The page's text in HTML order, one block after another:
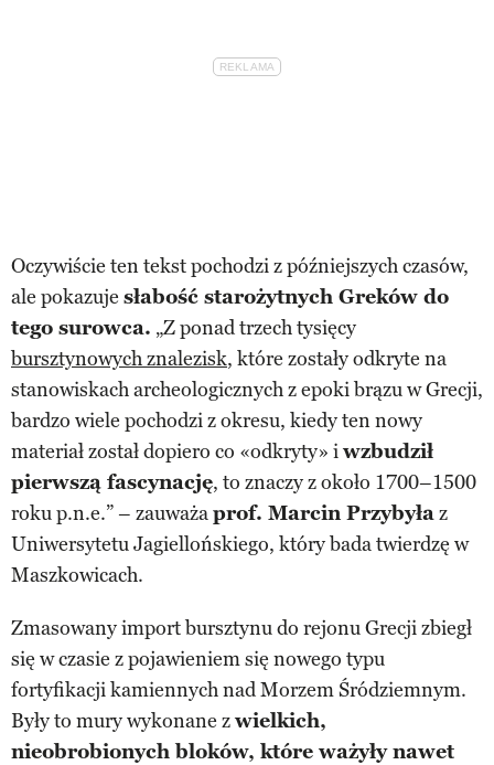
Oczywiście ten tekst pochodzi z późniejszych czasów,
ale pokazuje słabość starożytnych Greków do
tego surowca. „Z ponad trzech tysięcy
bursztynowych znalezisk, które zostały odkryte na
stanowiskach archeologicznych z epoki brązu w Grecji,
bardzo wiele pochodzi z okresu, kiedy ten nowy
materiał został dopiero co «odkryty» iwzbudził
pierwszą fascynację, to znaczy z około 1700–1500
roku p.n.e.” – zauważaprof. Marcin Przybyłaz
Uniwersytetu Jagiellońskiego, który bada twierdzę w
Maszkowicach.
Zmasowany import bursztynu do rejonu Grecji zbiegł
się w czasie z pojawieniem się nowego typu
fortyfikacji kamiennych nad Morzem Śródziemnym.
Były to mury wykonane zwielkich,
nieobrobionych bloków, które ważyły nawet